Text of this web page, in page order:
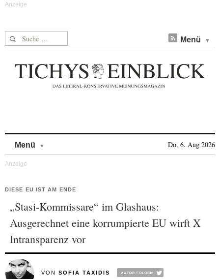
Suche nach: Menü
Menü Do, 6. Aug 2026
DIESE EU IST AM ENDE
„Stasi-Kommissare“ im Glashaus:
Ausgerechnet eine korrumpierte EU wirft X
Intransparenz vor
VON SOFIA TAXIDIS